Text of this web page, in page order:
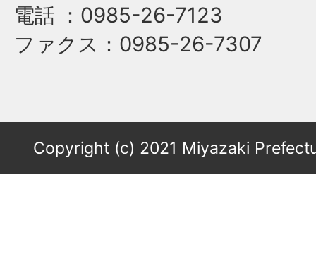
電話 ：0985-26-7123
ファクス ：0985-26-7307
Copyright (c) 2021 Miyazaki